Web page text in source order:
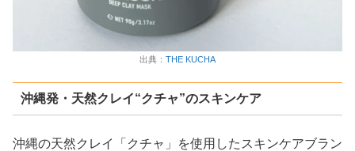
出典： THE KUCHA
沖縄発・天然クレイ“クチャ”のスキンケア
沖縄の天然クレイ「クチャ」を使用したスキンケアブラン